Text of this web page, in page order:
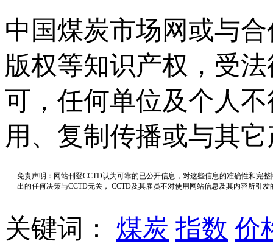
中国煤炭市场网或与
版权等知识产权，受
可，任何单位及个人
用、复制传播或与其
免责声明：网站刊登CCTD认为可靠的已公开信息，对这些信息的准确性和完
出的任何决策与CCTD无关， CCTD及其雇员不对使用网站信息及其内容所引
关键词： 煤炭 指数 价